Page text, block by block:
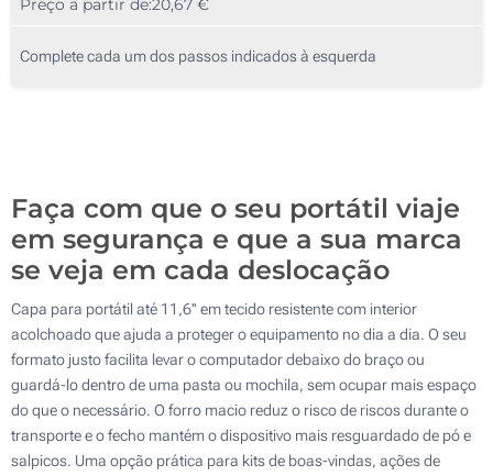
10
25
Preço a partir de:20,67 €
Complete cada um dos passos indicados à esquerda
Faça com que o seu portátil viaje
em segurança e que a sua marca
se veja em cada deslocação
Capa para portátil até 11,6'' em tecido resistente com interior
acolchoado que ajuda a proteger o equipamento no dia a dia. O seu
formato justo facilita levar o computador debaixo do braço ou
guardá-lo dentro de uma pasta ou mochila, sem ocupar mais espaço
do que o necessário. O forro macio reduz o risco de riscos durante o
transporte e o fecho mantém o dispositivo mais resguardado de pó e
salpicos. Uma opção prática para kits de boas-vindas, ações de